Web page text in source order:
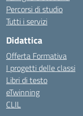
Percorsi di studio
Tutti i servizi
Didattica
Offerta Formativa
I progetti delle classi
Libri di testo
eTwinning
CLIL